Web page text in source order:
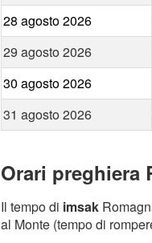
28 agosto 2026
29 agosto 2026
30 agosto 2026
31 agosto 2026
Orari preghiera
Il tempo di imsak
al Monte (tempo di